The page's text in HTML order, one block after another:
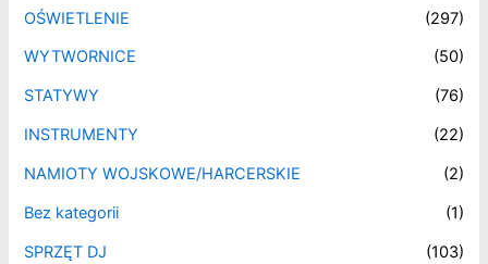
OŚWIETLENIE
(297)
WYTWORNICE
(50)
STATYWY
(76)
INSTRUMENTY
(22)
NAMIOTY WOJSKOWE/HARCERSKIE
(2)
Bez kategorii
(1)
SPRZĘT DJ
(103)